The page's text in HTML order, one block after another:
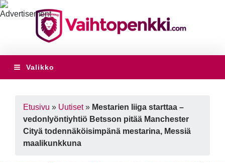
Valikko
Etusivu » Uutiset» Mestarien liiga starttaa –
vedonlyöntiyhtiö Betsson pitää Manchester
Cityä todennäköisimpänä mestarina, Messiä
maalikunkkuna